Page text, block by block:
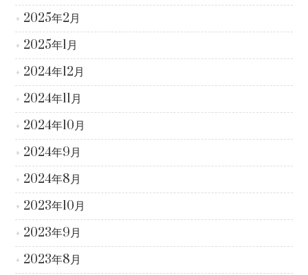
2025年2月
2025年1月
2024年12月
2024年11月
2024年10月
2024年9月
2024年8月
2023年10月
2023年9月
2023年8月